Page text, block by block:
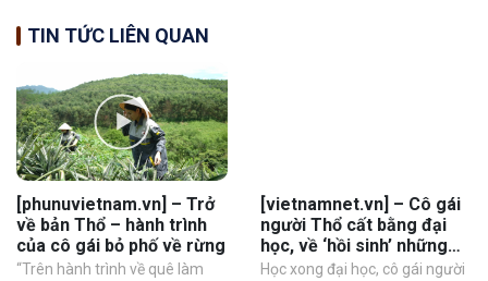
TIN TỨC LIÊN QUAN
[phunuvietnam.vn] – Trở
về bản Thổ – hành trình
của cô gái bỏ phố về rừng
“Trên hành trình về quê làm
[vietnamnet.vn] – Cô gái
người Thổ cất bằng đại
học, về ‘hồi sinh’ những
cánh rừng cằn cỗi
Học xong đại học, cô gái người